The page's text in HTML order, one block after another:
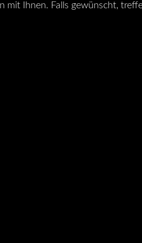
Ihnen. Falls gewünscht,